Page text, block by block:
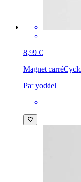
8,99 €
Magnet carré
Par yoddel